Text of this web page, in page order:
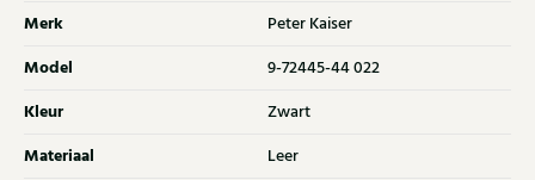
Merk Peter Kaiser
Model 9-72445-44 022
Kleur Zwart
Materiaal Leer